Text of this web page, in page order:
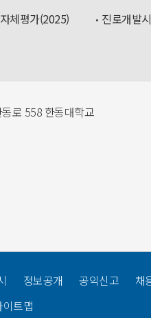
체평가(2025)
진로개발
로 558 한동대학교
정보공개 공익신고
채
이트맵